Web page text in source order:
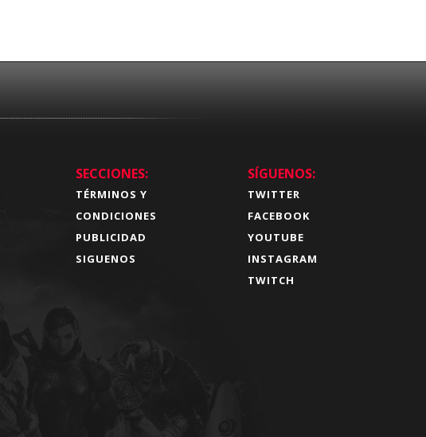
SECCIONES:
TÉRMINOS Y
CONDICIONES
PUBLICIDAD
SIGUENOS
SÍGUENOS:
TWITTER
FACEBOOK
YOUTUBE
INSTAGRAM
TWITCH